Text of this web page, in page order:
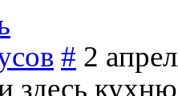
# 2
здесь